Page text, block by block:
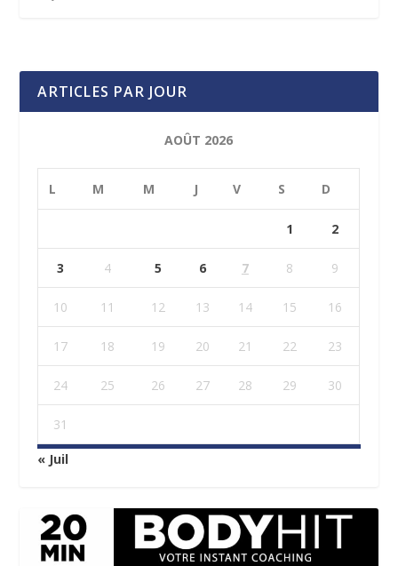
ARTICLES PAR JOUR
AOÛT 2026
L M M J V S D
1 2
3 4 5 6 7 8 9
10 11 12 13 14 15 16
17 18 19 20 21 22 23
24 25 26 27 28 29 30
31
« Juil